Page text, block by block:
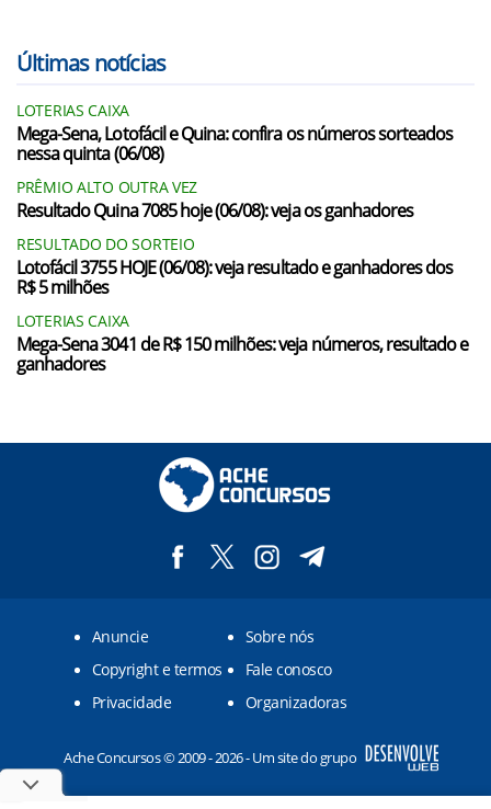
Últimas notícias
LOTERIAS CAIXA
Mega-Sena, Lotofácil e Quina: confira os números sorteados
nessa quinta (06/08)
PRÊMIO ALTO OUTRA VEZ
Resultado Quina 7085 hoje (06/08): veja os ganhadores
RESULTADO DO SORTEIO
Lotofácil 3755 HOJE (06/08): veja resultado e ganhadores dos
R$ 5 milhões
LOTERIAS CAIXA
Mega-Sena 3041 de R$ 150 milhões: veja números, resultado e
ganhadores
Anuncie
Sobre nós
Copyright e termos
Fale conosco
Privacidade
Organizadoras
Ache Concursos © 2009 - 2026 - Um site do grupo